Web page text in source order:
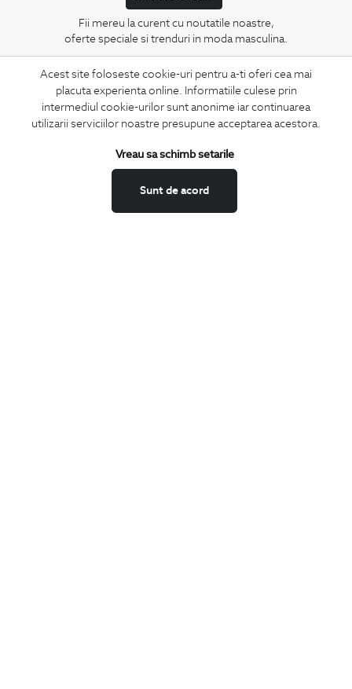
Acest site foloseste cookie-uri pentru a-ti oferi cea mai
placuta experienta online. Informatiile culese prin
intermediul cookie-urilor sunt anonime iar continuarea
utilizarii serviciilor noastre presupune acceptarea acestora.
Sunt de acord
Vreau sa schimb setarile
Fii mereu la curent cu noutatile noastre,
oferte speciale si trenduri in moda masculina.
CONCIERGE
Termeni si conditii
Schimburi si retur
Feedback site
ANPC